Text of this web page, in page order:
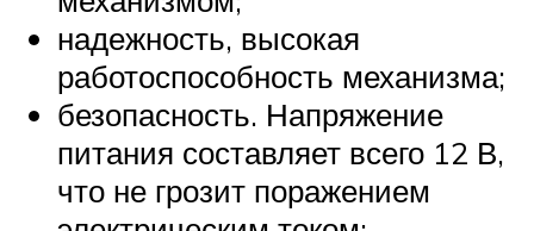
надежность, высокая
работоспособность механизма;
безопасность. Напряжение
питания составляет всего 12 В,
что не грозит поражением